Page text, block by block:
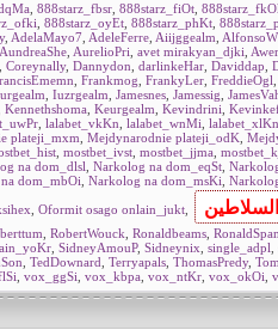
888starz_fbsr, 888starz_fiOt, 888starz_fkOl
888starz_oyEt, 888starz_phKt,
, AdelaMayo7, AdeleFerre, Aiijggealm
AundreaShe, AurelioPri avet mirakyan_djki
Coreynally, Dannydon darlinkeHar, Daviddap
Frankmog FrankyLer, FreddieOgl
Iuzrgealm Jamesnes, Jamessig
Kennethshoma Keurgealm Kevindrini
, lalabet_vkKn lalabet_wnMi lalabet_xlKn
plateji_mxm Mejdynarodnie plateji_odK
, mostbet_ivst, mostbet_jjma
na dom_dlsl Narkolog na dom_eqSt,
dom_mbOi Narkolog na dom_msKi
Oformit osago onlain_jukt,
RobertWouck Ronaldbeams,
, SidneyAmouP, Sidneynix single_adpl
TedDownard Terryapals, ThomasPredy,
vox_ggSi vox_kbpa vox_ntKr, vox_okOi